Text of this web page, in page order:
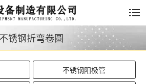
不锈钢折弯卷圆
不锈钢阳极管